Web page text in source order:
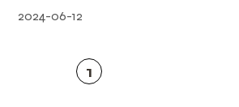
2024-06-12
1